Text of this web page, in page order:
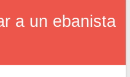
a un ebanista